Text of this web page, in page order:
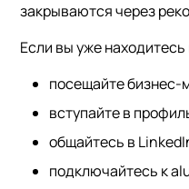
закрываются через
Если вы уже
посещайте бизнес-
вступайте в
общайтесь в
подключайтесь к